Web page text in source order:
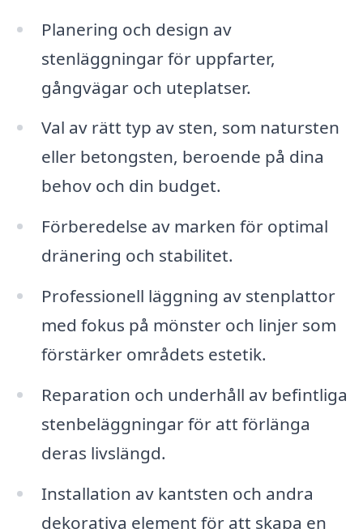
Planering och design av
stenläggningar för uppfarter,
gångvägar och uteplatser.
Val av rätt typ av sten, som natursten
eller betongsten, beroende på dina
behov och din budget.
Förberedelse av marken för optimal
dränering och stabilitet.
Professionell läggning av stenplattor
med fokus på mönster och linjer som
förstärker områdets estetik.
Reparation och underhåll av befintliga
stenbeläggningar för att förlänga
deras livslängd.
Installation av kantsten och andra
dekorativa element för att skapa en